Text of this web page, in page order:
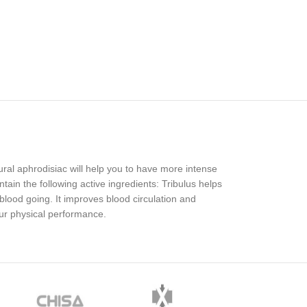
aphrodisiac will help you to have more intense
the following active ingredients: Tribulus helps
going. It improves blood circulation and
physical performance.